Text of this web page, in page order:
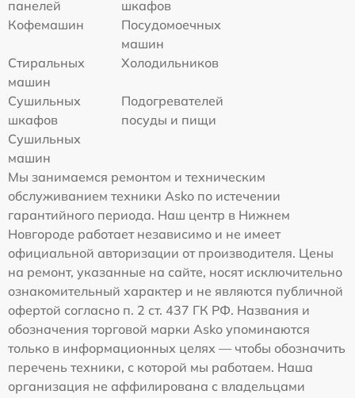
панелей
шкафов
Кофемашин
Посудомоечных
машин
Стиральных
машин
Холодильников
Сушильных
шкафов
Подогревателей
посуды и пищи
Сушильных
машин
Мы занимаемся ремонтом и техническим
обслуживанием техники Asko по истечении
гарантийного периода. Наш центр в Нижнем
Новгороде работает независимо и не имеет
официальной авторизации от производителя. Цены
на ремонт, указанные на сайте, носят исключительно
ознакомительный характер и не являются публичной
офертой согласно п. 2 ст. 437 ГК РФ. Названия и
обозначения торговой марки Asko упоминаются
только в информационных целях — чтобы обозначить
перечень техники, с которой мы работаем. Наша
организация не аффилирована с владельцами